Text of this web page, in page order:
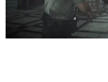
なんでゲーム
ゲーム開発者・
具体的な形から